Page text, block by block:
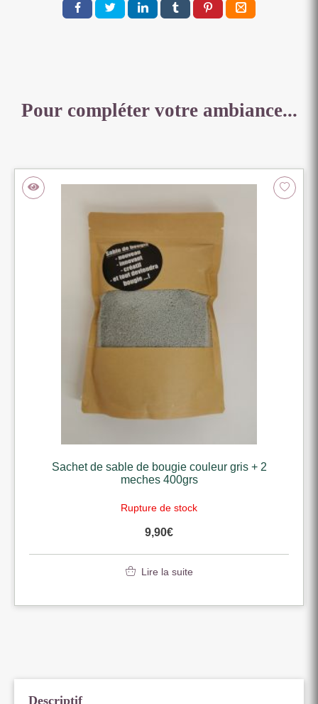
Pour compléter votre ambiance...
Sachet de sable de bougie couleur gris + 2
meches 400grs
Rupture de stock
9,90€
Lire la suite
Descriptif